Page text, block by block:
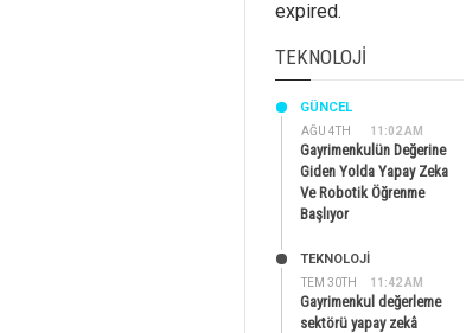
expired.
TEKNOLOJI
AĞU 4TH 11:02 AM
GÜNCEL
Gayrimenkulün Değerine
Giden Yolda Yapay Zeka
Ve Robotik Öğrenme
Başlıyor
TEM 30TH 11:42 AM
TEKNOLOJİ
Gayrimenkul değerleme
sektörü yapay zekâ